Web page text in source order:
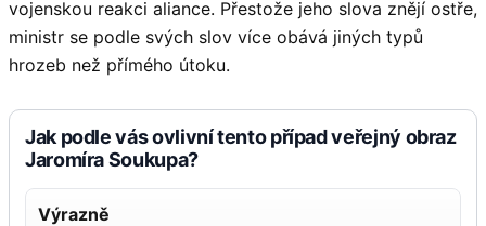
vojenskou reakci aliance. Přestože jeho slova znějí ostře,
ministr se podle svých slov více obává jiných typů
hrozeb než přímého útoku.
Jak podle vás ovlivní tento případ veřejný obraz
Jaromíra Soukupa?
Výrazně